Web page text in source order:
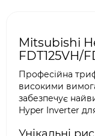
Mitsubishi
FDT125VH/
Професійна
високими
забезпечує
Hyper Inverter